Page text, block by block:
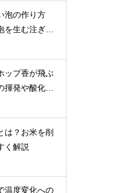
泡の作り方
を生む注ぎ方
ップ香が飛ぶ
揮発や酸化で
は？お米を削
く解説
温度変化への